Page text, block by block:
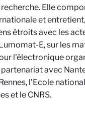
Elle
et
étroits avec les
E, sur les
l'électronique
avec
l’Ecole
et le CNRS.